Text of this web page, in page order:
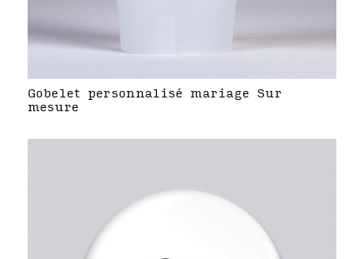
Gobelet personnalisé mariage Sur
mesure